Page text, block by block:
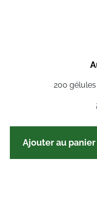
200
Ajouter au panier